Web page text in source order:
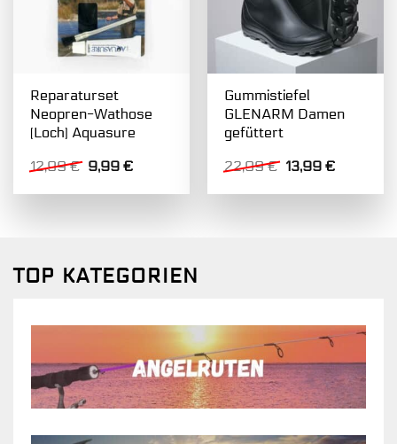
Reparaturset
Neopren-Wathose
(Loch) Aquasure
12,99€ Ursprünglicher
war:
9,99€Aktueller
ist:
Gummistiefel
GLENARM Damen
gefüttert
22,99€ Ursprünglicher
war:
13,99€Aktueller
ist:
TOP KATEGORIEN